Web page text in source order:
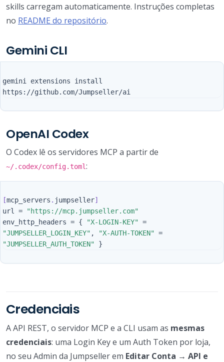
skills carregam automaticamente. Instruções completas
no README do repositório.
Gemini CLI
gemini extensions install
OpenAI Codex
O Codex lê os servidores MCP a partir de
~/.codex/config.toml:
[mcp_servers . jumpseller]
url =
"https://mcp.jumpseller.com"
env_http_headers = { "X-LOGIN-KEY" =
"JUMPSELLER_LOGIN_KEY" , "X-AUTH-TOKEN" =
"JUMPSELLER_AUTH_TOKEN"
}
Credenciais
A API REST, o servidor MCP e a CLI usam as mesmas
credenciais: uma Login Key e um Auth Token por loja,
no seu Admin da Jumpseller em Editar Conta → API e